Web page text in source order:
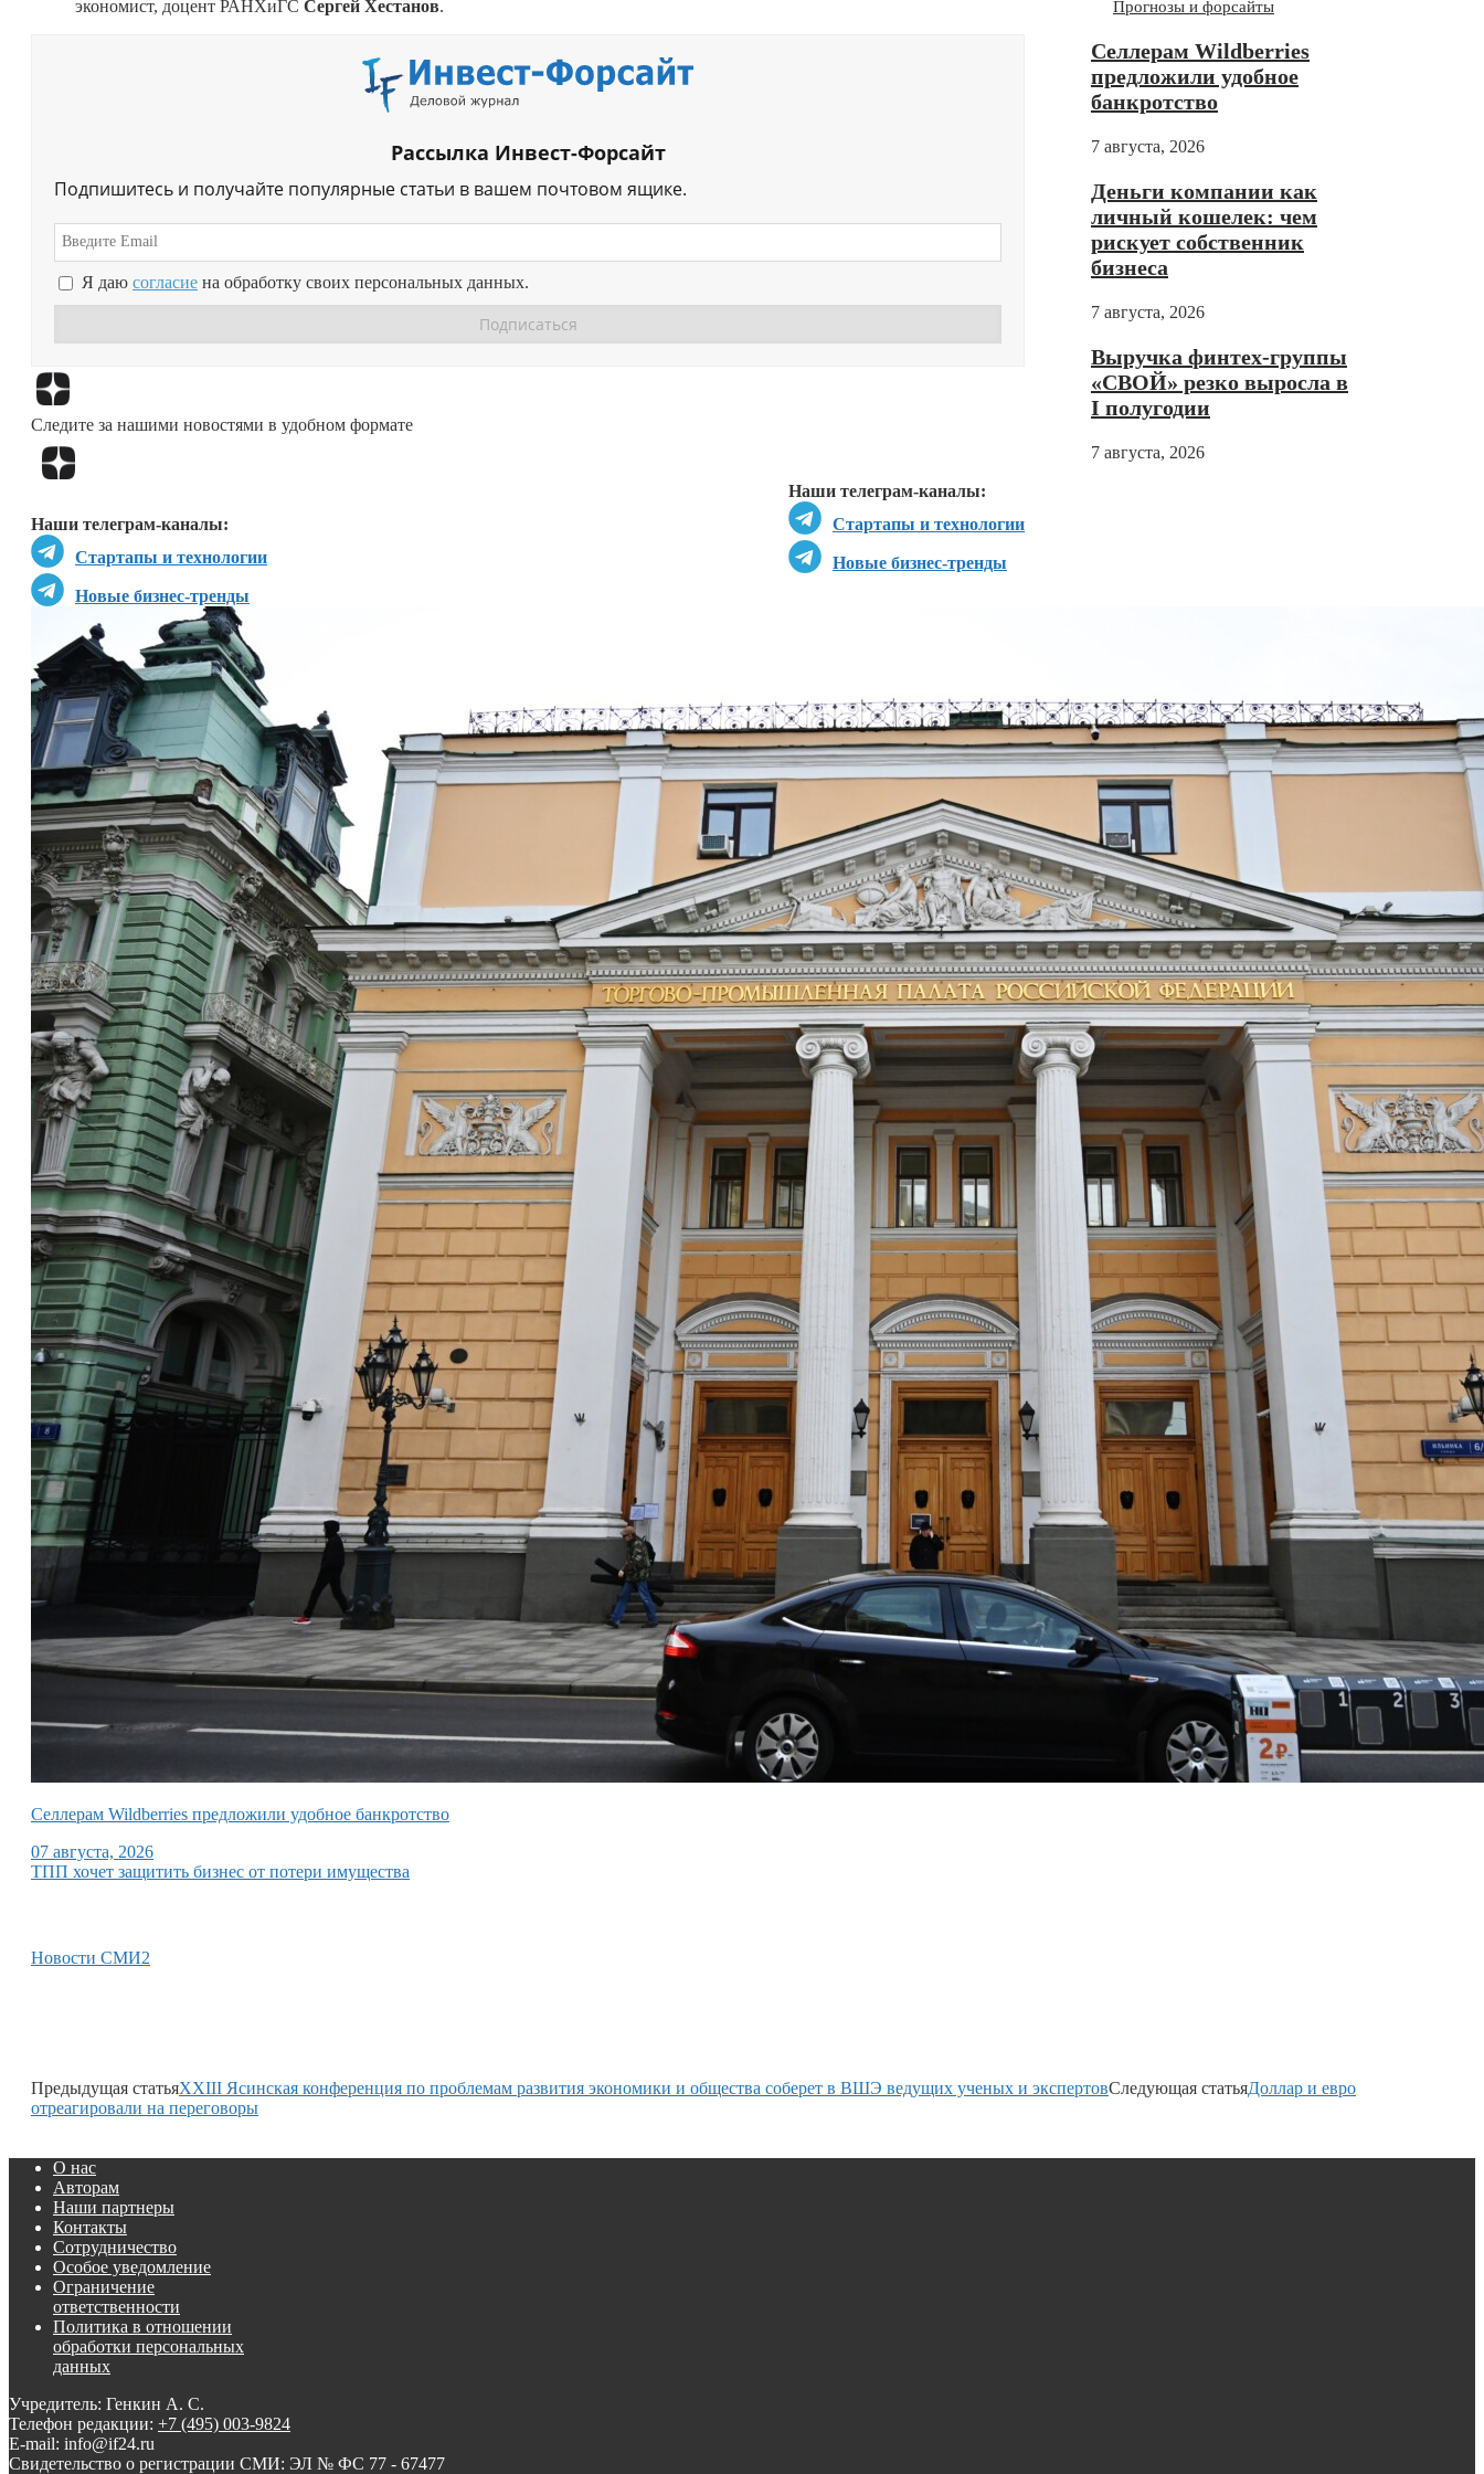
экономист, доцент РАНХиГС Сергей Хестанов.
Рассылка Инвест-Форсайт
Подпишитесь и получайте популярные статьи в вашем почтовом ящике.
Я даю согласие на обработку своих персональных данных.
Следите за нашими новостями в удобном формате
Наши телеграм-каналы:
Стартапы и технологии
Новые бизнес-тренды
Наши телеграм-каналы:
Стартапы и технологии
Новые бизнес-тренды
Селлерам Wildberries предложили удобное банкротство
07 августа, 2026
ТПП хочет защитить бизнес от потери имущества
Новости СМИ2
Прогнозы и форсайты
Селлерам Wildberries
предложили удобное
банкротство
7 августа, 2026
Деньги компании как
личный кошелек: чем
рискует собственник
бизнеса
7 августа, 2026
Выручка финтех-группы
«СВОЙ» резко выросла в
I полугодии
7 августа, 2026
Предыдущая статьяXXIII Ясинская конференция по проблемам развития экономики и общества соберет в ВШЭ ведущих ученых и экспертовСледующая статьяДоллар и евро
отреагировали на переговоры
О нас
Авторам
Наши партнеры
Контакты
Сотрудничество
Особое уведомление
Ограничение
ответственности
Политика в отношении
обработки персональных
данных
Учредитель: Генкин А. С.
Телефон редакции: +7 (495) 003-9824
E-mail: info@if24.ru
Свидетельство о регистрации СМИ: ЭЛ № ФС 77 - 67477